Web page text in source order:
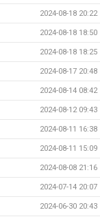
2024-08-18 20:22
2024-08-18 18:50
2024-08-18 18:25
2024-08-17 20:48
2024-08-14 08:42
2024-08-12 09:43
2024-08-11 16:38
2024-08-11 15:09
2024-08-08 21:16
2024-07-14 20:07
2024-06-30 20:43